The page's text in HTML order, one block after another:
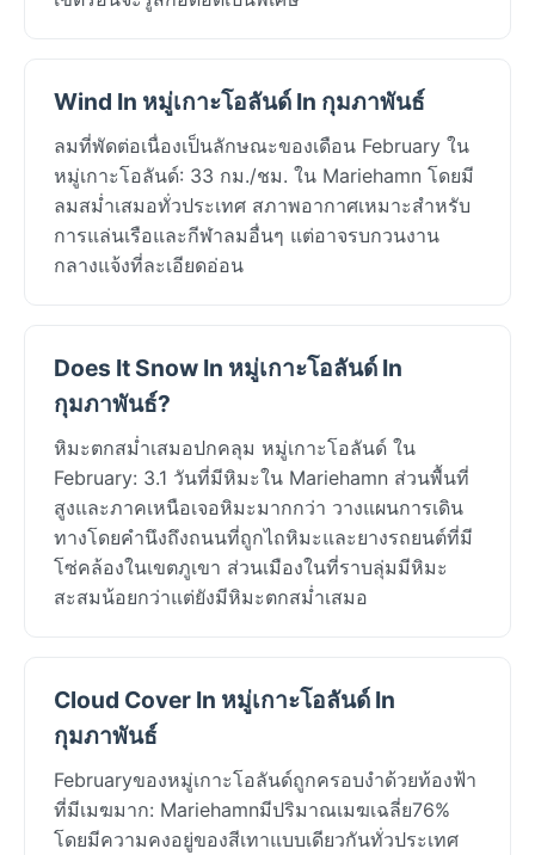
Wind In หมู่เกาะโอลันด์ In กุมภาพันธ์
ลมที่พัดต่อเนื่องเป็นลักษณะของเดือน February ใน
หมู่เกาะโอลันด์: 33 กม./ชม. ใน Mariehamn โดยมี
ลมสม่ำเสมอทั่วประเทศ สภาพอากาศเหมาะสำหรับ
การแล่นเรือและกีฬาลมอื่นๆ แต่อาจรบกวนงาน
กลางแจ้งที่ละเอียดอ่อน
Does It Snow In หมู่เกาะโอลันด์ In
กุมภาพันธ์?
หิมะตกสม่ำเสมอปกคลุม หมู่เกาะโอลันด์ ใน
February: 3.1 วันที่มีหิมะใน Mariehamn ส่วนพื้นที่
สูงและภาคเหนือเจอหิมะมากกว่า วางแผนการเดิน
ทางโดยคำนึงถึงถนนที่ถูกไถหิมะและยางรถยนต์ที่มี
โซ่คล้องในเขตภูเขา ส่วนเมืองในที่ราบลุ่มมีหิมะ
สะสมน้อยกว่าแต่ยังมีหิมะตกสม่ำเสมอ
Cloud Cover In หมู่เกาะโอลันด์ In
กุมภาพันธ์
Februaryของหมู่เกาะโอลันด์ถูกครอบงำด้วยท้องฟ้า
ที่มีเมฆมาก: Mariehamnมีปริมาณเมฆเฉลี่ย76%
โดยมีความคงอยู่ของสีเทาแบบเดียวกันทั่วประเทศ